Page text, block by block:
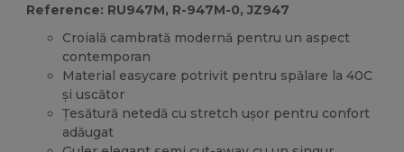
Reference: RU947M, R-947M-0, JZ947
Croială cambrată modernă pentru un aspect
contemporan
Material easycare potrivit pentru spălare la 40C
și uscător
Țesătură netedă cu stretch ușor pentru confort
adăugat